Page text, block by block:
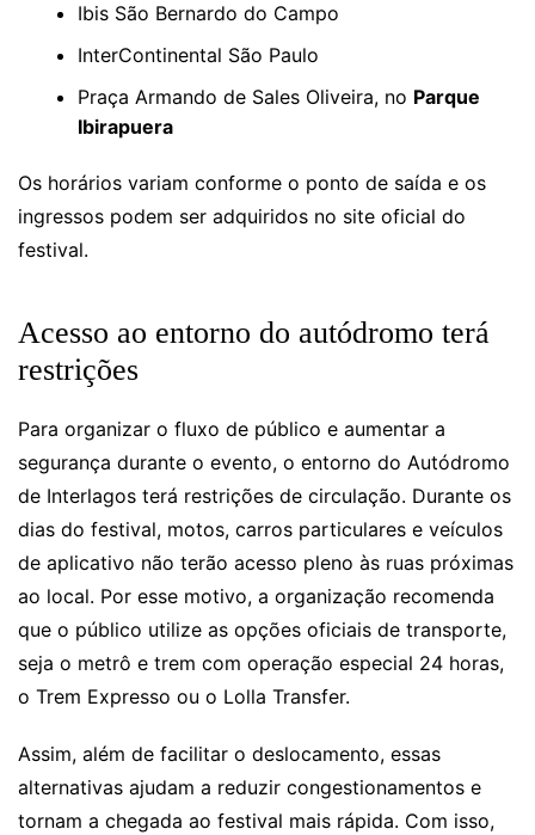
Ibis São Bernardo do Campo
InterContinental São Paulo
Praça Armando de Sales Oliveira, no Parque
Ibirapuera
Os horários variam conforme o ponto de saída e os
ingressos podem ser adquiridos no site oficial do
festival.
Acesso ao entorno do autódromo terá
restrições
Para organizar o fluxo de público e aumentar a
segurança durante o evento, o entorno do Autódromo
de Interlagos terá restrições de circulação. Durante os
dias do festival, motos, carros particulares e veículos
de aplicativo não terão acesso pleno às ruas próximas
ao local. Por esse motivo, a organização recomenda
que o público utilize as opções oficiais de transporte,
seja o metrô e trem com operação especial 24 horas,
o Trem Expresso ou o Lolla Transfer.
Assim, além de facilitar o deslocamento, essas
alternativas ajudam a reduzir congestionamentos e
tornam a chegada ao festival mais rápida. Com isso,